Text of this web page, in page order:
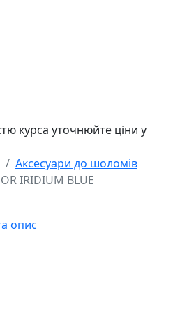
курса уточнюйте ціни у
Аксесуари до шоломів
IRIDIUM BLUE
опис